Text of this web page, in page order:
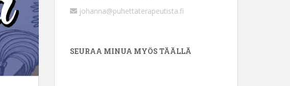
johanna@puhettaterapeutista.fi
SEURAA MINUA MYÖS TÄÄLLÄ